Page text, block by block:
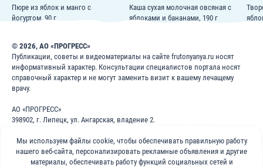
Пюре из яблок и манго с
йогуртом, 90 г
Каша сухая молочная овсяная с
яблоками и бананами, 190 г
© 2026, АО «ПРОГРЕСС»
Публикации, советы и видеоматериалы на сайте frutonyanya.ru носят
информативный характер. Консультации специалистов портала носят
справочный характер и не могут заменить визит к вашему лечащему
врачу.
АО «ПРОГРЕСС»
398902, г. Липецк, ул. Ангарская, владение 2.
ОГРН: 1024840823996
Мы используем файлы cookie, чтобы обеспечивать правильную работу
нашего веб-сайта, персонализировать рекламные объявления и другие
материалы, обеспечивать работу функций социальных сетей и